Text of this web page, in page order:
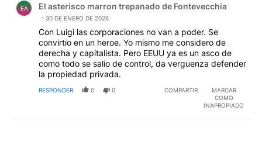
EA El asterisco marron trepanado de Fontevecchia
30 DE ENERO DE 2026
Con Luigi las corporaciones no van a poder. Se
convirtio en un heroe. Yo mismo me considero de
derecha y capitalista. Pero EEUU ya es un asco de
como todo se salio de control, da verguenza defender
la propiedad privada.
RESPONDER 0 0 COMPARTIR
MARCAR
COMO
INAPROPIADO